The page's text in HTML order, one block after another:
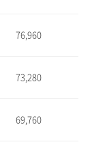
76,960
73,280
69,760